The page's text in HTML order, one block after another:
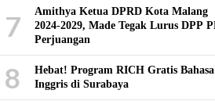
7
Amithya Ketua DPRD Kota Malang
2024-2029, Made Tegak Lurus DPP PDI
Perjuangan
8
Hebat! Program RICH Gratis Bahasa
Inggris di Surabaya